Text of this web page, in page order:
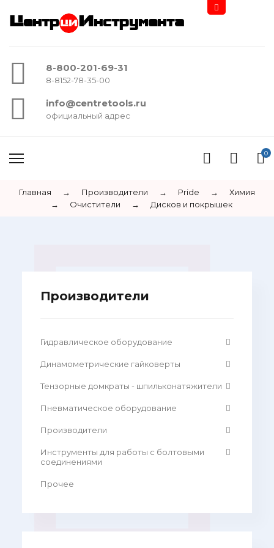
Центр Инструмента
8-800-201-69-31
8-8152-78-35-00
info@centretools.ru
официальный адрес
0
Главная → Производители → Pride →
Химия
→
Очистители → Дисков и покрышек
Производители
Гидравлическое оборудование
Динамометрические гайковерты
Тензорные домкраты - шпильконатяжители
Пневматическое оборудование
Производители
Инструменты для работы с болтовыми
соединениями
Прочее